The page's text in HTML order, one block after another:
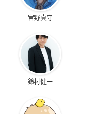
宮野真守
鈴村健一